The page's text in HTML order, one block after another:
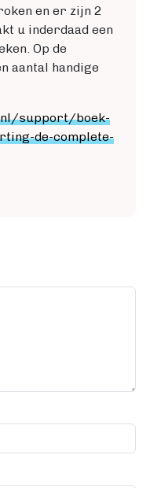
en er zijn 2
u inderdaad een
Op de
aantal handige
support/boek-
de-complete-